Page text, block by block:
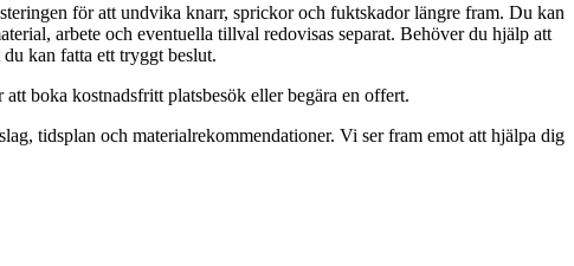
för att undvika knarr, sprickor och fuktskador längre fram. Du kan
arbete och eventuella tillval redovisas separat. Behöver du hjälp att
kan fatta ett tryggt beslut.
boka kostnadsfritt platsbesök eller begära en offert.
tidsplan och materialrekommendationer. Vi ser fram emot att hjälpa dig